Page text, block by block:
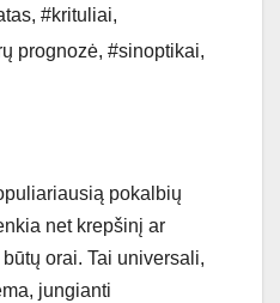
, #krituliai,
prognozė, #sinoptikai,
pokalbių
net krepšinį ar
orai. Tai universali,
jungianti